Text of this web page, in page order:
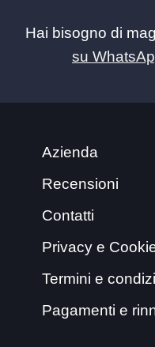
Hai bisogno di
su
Azienda
Recensioni
Contatti
Privacy e
Termini e
Pagamenti e